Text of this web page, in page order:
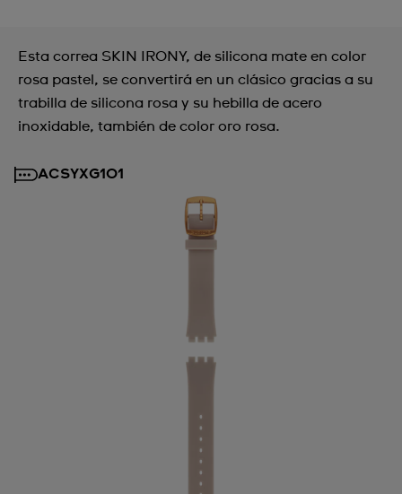
Esta correa SKIN IRONY, de silicona mate en color
rosa pastel, se convertirá en un clásico gracias a su
trabilla de silicona rosa y su hebilla de acero
inoxidable, también de color oro rosa.
ACSYXG101